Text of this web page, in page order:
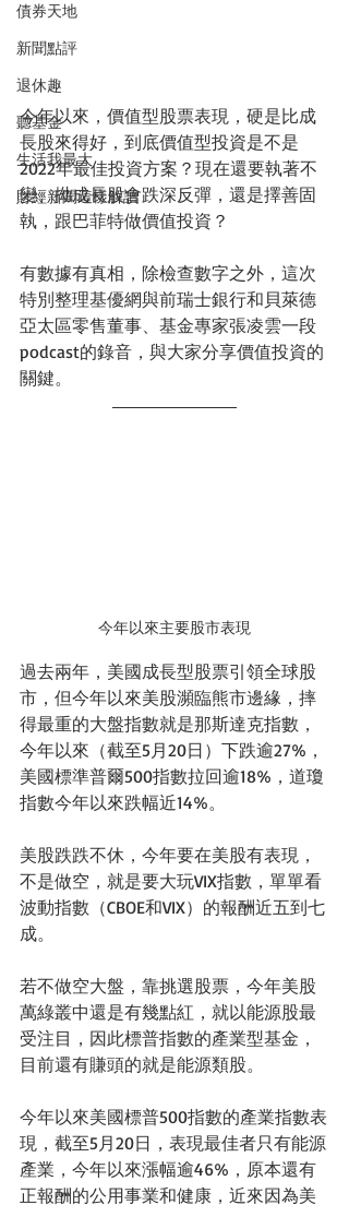
債券天地
新聞點評
退休趣
聽基金
生活我最大
財經新聞這樣解讀
今年以來，價值型股票表現，硬是比成
長股來得好，到底價值型投資是不是
2022年最佳投資方案？現在還要執著不
變、拗成長股會跌深反彈，還是擇善固
執，跟巴菲特做價值投資？
有數據有真相，除檢查數字之外，這次
特別整理基優網與前瑞士銀行和貝萊德
亞太區零售董事、基金專家張凌雲一段
podcast的錄音，與大家分享價值投資的
關鍵。
今年以來主要股市表現
過去兩年，美國成長型股票引領全球股
市，但今年以來美股瀕臨熊市邊緣，摔
得最重的大盤指數就是那斯達克指數，
今年以來（截至5月20日）下跌逾27%，
美國標準普爾500指數拉回逾18%，道瓊
指數今年以來跌幅近14%。
美股跌跌不休，今年要在美股有表現，
不是做空，就是要大玩VIX指數，單單看
波動指數（CBOE和VIX）的報酬近五到七
成。
若不做空大盤，靠挑選股票，今年美股
萬綠叢中還是有幾點紅，就以能源股最
受注目，因此標普指數的產業型基金，
目前還有賺頭的就是能源類股。
今年以來美國標普500指數的產業指數表
現，截至5月20日，表現最佳者只有能源
產業，今年以來漲幅逾46%，原本還有
正報酬的公用事業和健康，近來因為美